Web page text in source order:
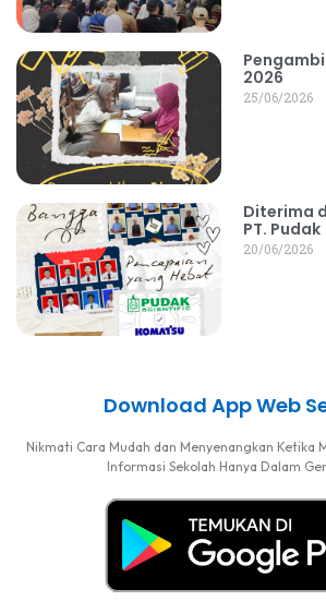
2026
25/06/2026
Diterima
PT. Pudak
20/06/2026
Download App Web
Nikmati Cara Mudah dan Menyenangkan Ketika
Informasi Sekolah Hanya Dalam